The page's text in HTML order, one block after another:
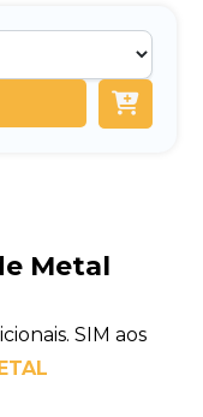
Metal
SIM aos